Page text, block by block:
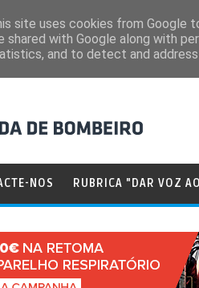
NOS RUBRICA "DAR VOZ
site uses cookies from Google
shared with Google along with
and to detect and address